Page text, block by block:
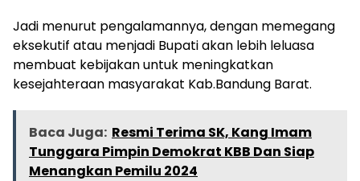
Jadi menurut pengalamannya, dengan memegang
eksekutif atau menjadi Bupati akan lebih leluasa
membuat kebijakan untuk meningkatkan
kesejahteraan masyarakat Kab.Bandung Barat.
Baca Juga: Resmi Terima SK, Kang Imam
Tunggara Pimpin Demokrat KBB Dan Siap
Menangkan Pemilu 2024